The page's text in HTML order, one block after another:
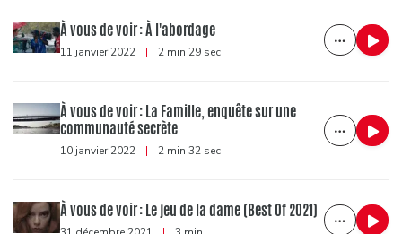
À vous de voir : À l'abordage
11 janvier 2022 | 2 min 29 sec
À vous de voir : La Famille, enquête sur une
communauté secrète
10 janvier 2022 | 2 min 32 sec
À vous de voir : Le jeu de la dame (Best Of 2021)